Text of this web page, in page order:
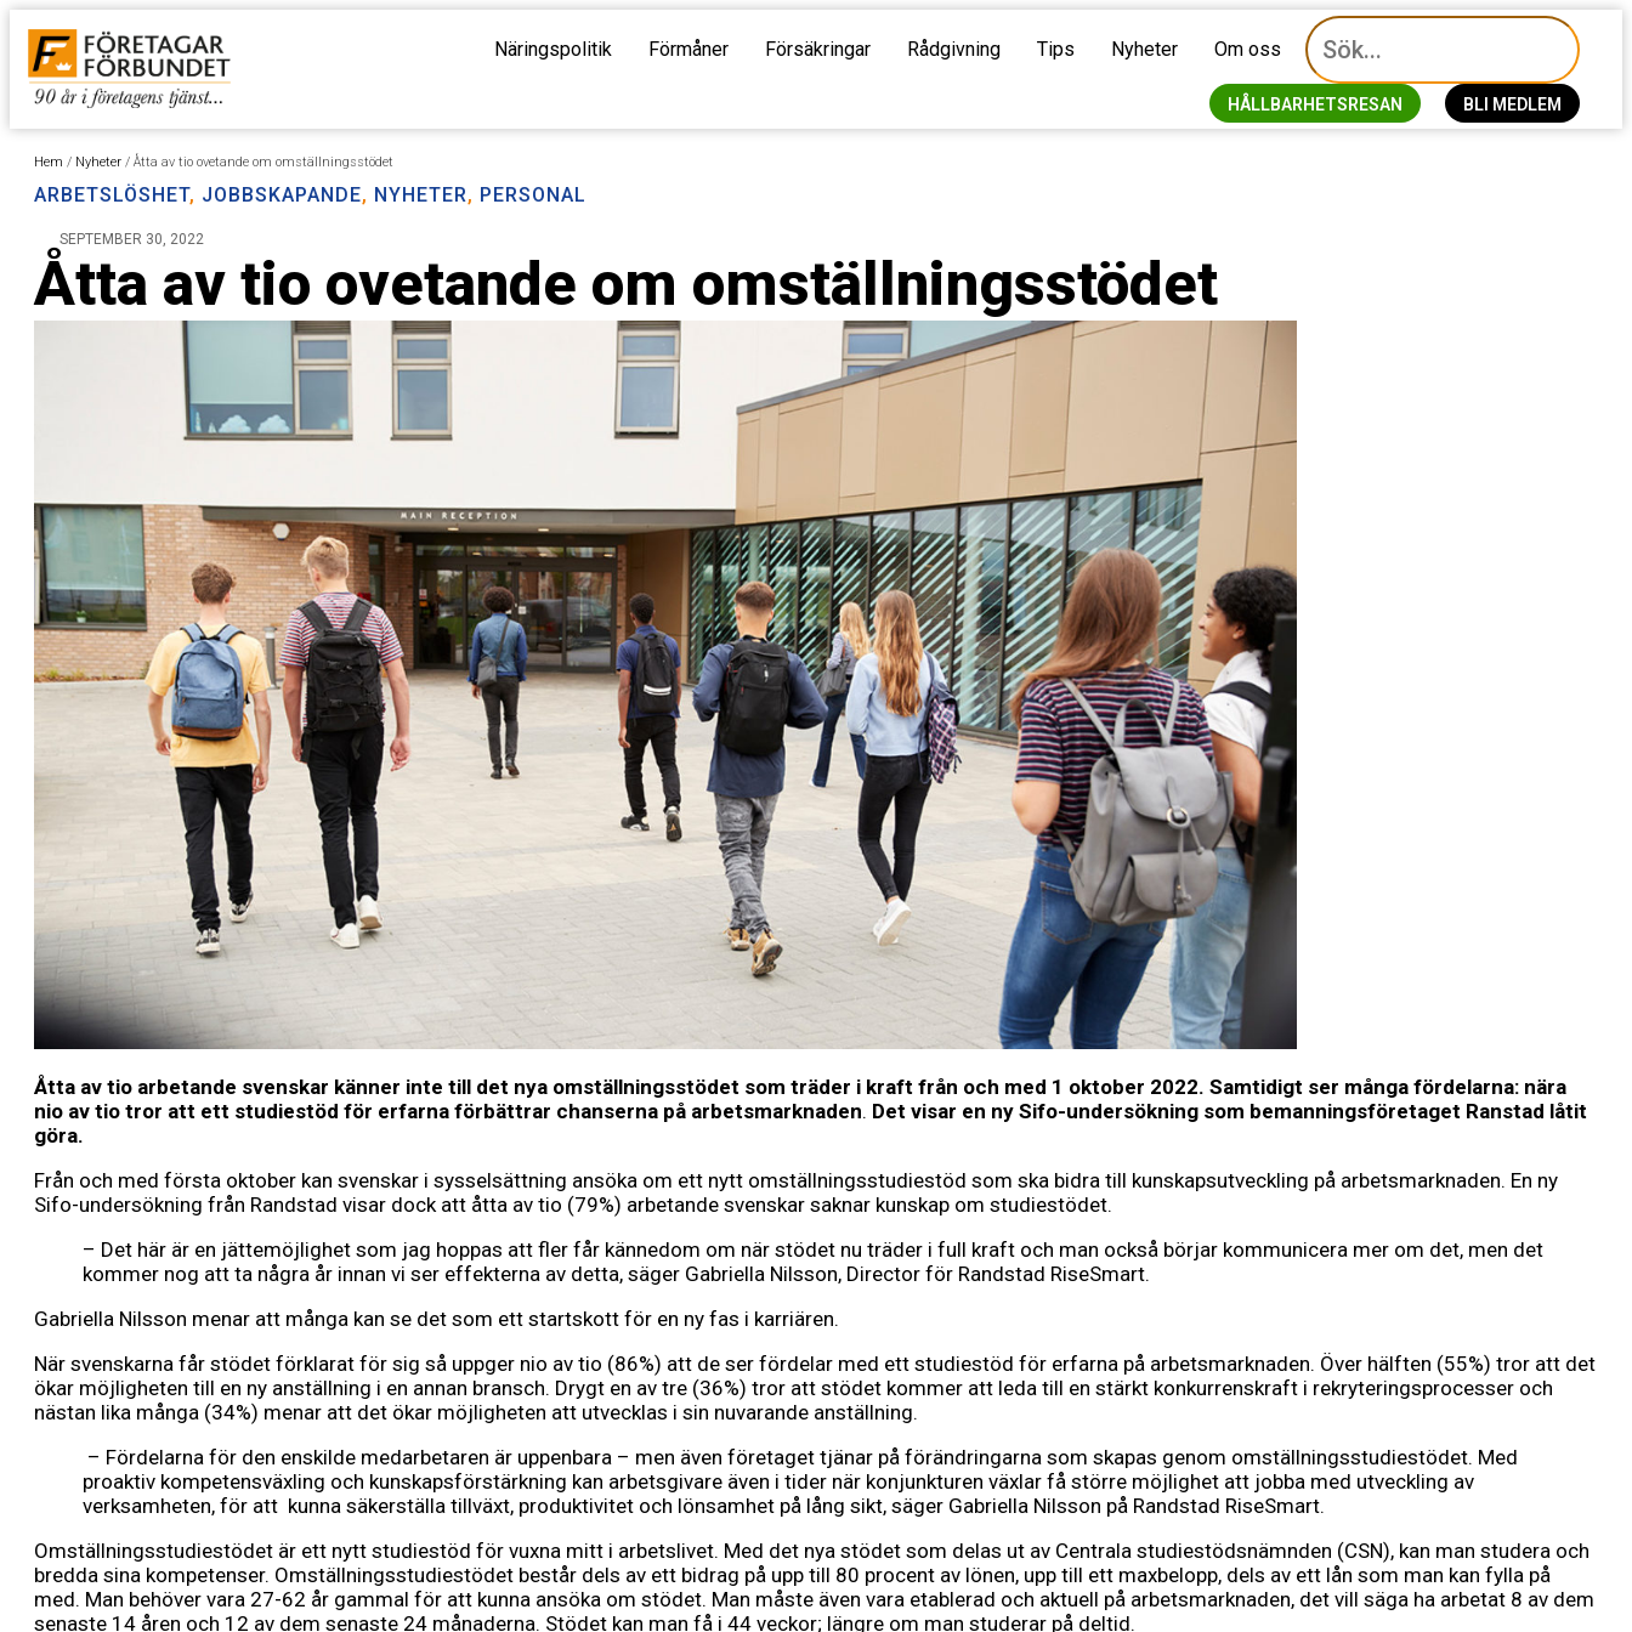
Näringspolitik Förmåner Försäkringar Rådgivning Tips Nyheter Om oss
HÅLLBARHETSRESAN BLI MEDLEM
Hem / Nyheter / Åtta av tio ovetande om omställningsstödet
ARBETSLÖSHET, JOBBSKAPANDE, NYHETER, PERSONAL
SEPTEMBER 30, 2022
Åtta av tio ovetande om omställningsstödet
Åtta av tio arbetande svenskar känner inte till det nya omställningsstödet som träder i kraft från och med 1 oktober 2022. Samtidigt ser många fördelarna: nära
nio av tio tror att ett studiestöd för erfarna förbättrar chanserna på arbetsmarknaden. Det visar en ny Sifo-undersökning som bemanningsföretaget Ranstad låtit
göra.
Från och med första oktober kan svenskar i sysselsättning ansöka om ett nytt omställningsstudiestöd som ska bidra till kunskapsutveckling på arbetsmarknaden. En ny
Sifo-undersökning från Randstad visar dock att åtta av tio (79%) arbetande svenskar saknar kunskap om studiestödet.
– Det här är en jättemöjlighet som jag hoppas att fler får kännedom om när stödet nu träder i full kraft och man också börjar kommunicera mer om det, men det
kommer nog att ta några år innan vi ser effekterna av detta, säger Gabriella Nilsson, Director för Randstad RiseSmart.
Gabriella Nilsson menar att många kan se det som ett startskott för en ny fas i karriären.
När svenskarna får stödet förklarat för sig så uppger nio av tio (86%) att de ser fördelar med ett studiestöd för erfarna på arbetsmarknaden. Över hälften (55%) tror att det
ökar möjligheten till en ny anställning i en annan bransch. Drygt en av tre (36%) tror att stödet kommer att leda till en stärkt konkurrenskraft i rekryteringsprocesser och
nästan lika många (34%) menar att det ökar möjligheten att utvecklas i sin nuvarande anställning.
– Fördelarna för den enskilde medarbetaren är uppenbara – men även företaget tjänar på förändringarna som skapas genom omställningsstudiestödet. Med
proaktiv kompetensväxling och kunskapsförstärkning kan arbetsgivare även i tider när konjunkturen växlar få större möjlighet att jobba med utveckling av
verksamheten, för att kunna säkerställa tillväxt, produktivitet och lönsamhet på lång sikt, säger Gabriella Nilsson på Randstad RiseSmart.
Omställningsstudiestödet är ett nytt studiestöd för vuxna mitt i arbetslivet. Med det nya stödet som delas ut av Centrala studiestödsnämnden (CSN), kan man studera och
bredda sina kompetenser. Omställningsstudiestödet består dels av ett bidrag på upp till 80 procent av lönen, upp till ett maxbelopp, dels av ett lån som man kan fylla på
med. Man behöver vara 27-62 år gammal för att kunna ansöka om stödet. Man måste även vara etablerad och aktuell på arbetsmarknaden, det vill säga ha arbetat 8 av dem
senaste 14 åren och 12 av dem senaste 24 månaderna. Stödet kan man få i 44 veckor; längre om man studerar på deltid.